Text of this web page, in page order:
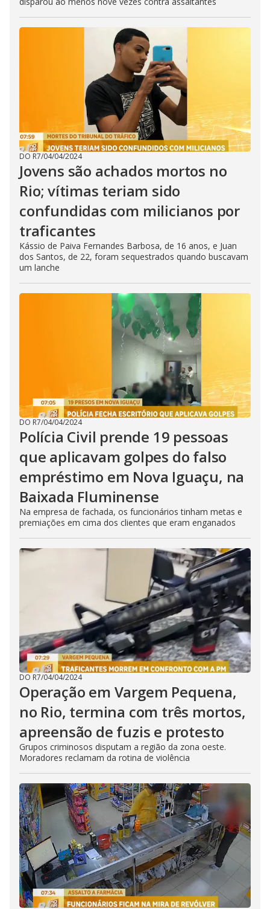
DO R7/04/04/2024
Jovens são achados mortos no
Rio; vítimas teriam sido
confundidas com milicianos por
traficantes
Kássio de Paiva Fernandes Barbosa, de 16 anos, e Juan
dos Santos, de 22, foram sequestrados quando buscavam
um lanche
DO R7/04/04/2024
Polícia Civil prende 19 pessoas
que aplicavam golpes do falso
empréstimo em Nova Iguaçu, na
Baixada Fluminense
Na empresa de fachada, os funcionários tinham metas e
premiações em cima dos clientes que eram enganados
DO R7/04/04/2024
Operação em Vargem Pequena,
no Rio, termina com três mortos,
apreensão de fuzis e protesto
Grupos criminosos disputam a região da zona oeste.
Moradores reclamam da rotina de violência